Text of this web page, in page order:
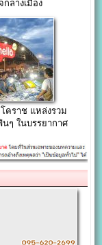
ลางเมือง
คราช แหล่งรวม
ๆ ในบรรยากาศ